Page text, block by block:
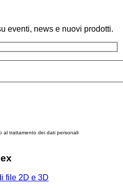
eventi, news e nuovi prodotti.
al trattamento dei dati personali
file 2D e 3D